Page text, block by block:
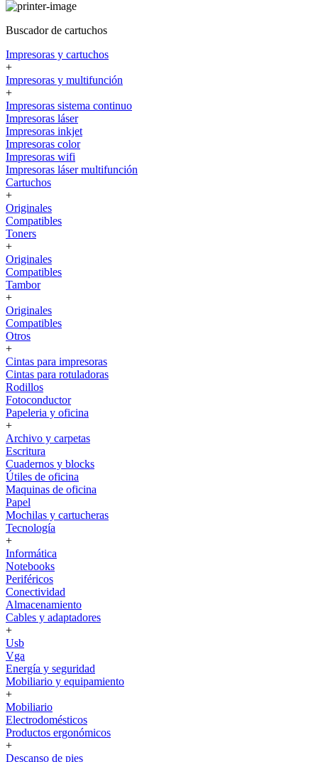
Buscador de cartuchos
Impresoras y cartuchos
+
Impresoras y multifunción
+
Impresoras sistema continuo
Impresoras láser
Impresoras inkjet
Impresoras color
Impresoras wifi
Impresoras láser multifunción
Cartuchos
+
Originales
Compatibles
Toners
+
Originales
Compatibles
Tambor
+
Originales
Compatibles
Otros
+
Cintas para impresoras
Cintas para rotuladoras
Rodillos
Fotoconductor
Papeleria y oficina
+
Archivo y carpetas
Escritura
Cuadernos y blocks
Útiles de oficina
Maquinas de oficina
Papel
Mochilas y cartucheras
Tecnología
+
Informática
Notebooks
Periféricos
Conectividad
Almacenamiento
Cables y adaptadores
+
Usb
Vga
Energía y seguridad
Mobiliario y equipamiento
+
Mobiliario
Electrodomésticos
Productos ergonómicos
+
Descanso de pies